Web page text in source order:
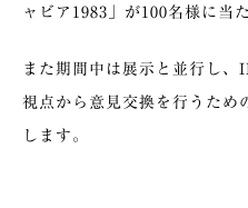
ャビア1983」が100名様に当
また期間中は展示と並行し、
視点から意見交換を行うため
します。